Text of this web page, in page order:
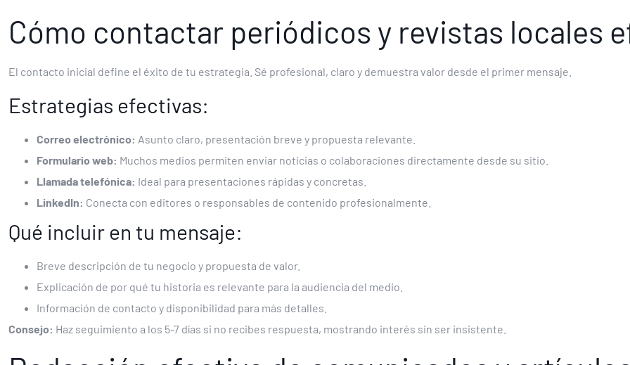
Cómo contactar periódicos y revistas locales
El contacto inicial define el éxito de tu estrategia. Sé profesional, claro y demuestra valor desde el primer mensaje.
Estrategias efectivas:
Correo electrónico: Asunto claro, presentación breve y propuesta relevante.
Formulario web: Muchos medios permiten enviar noticias o colaboraciones directamente desde su sitio.
Llamada telefónica: Ideal para presentaciones rápidas y concretas.
LinkedIn: Conecta con editores o responsables de contenido profesionalmente.
Qué incluir en tu mensaje:
Breve descripción de tu negocio y propuesta de valor.
Explicación de por qué tu historia es relevante para la audiencia del medio.
Información de contacto y disponibilidad para más detalles.
Consejo: Haz seguimiento a los 5-7 días si no recibes respuesta, mostrando interés sin ser insistente.